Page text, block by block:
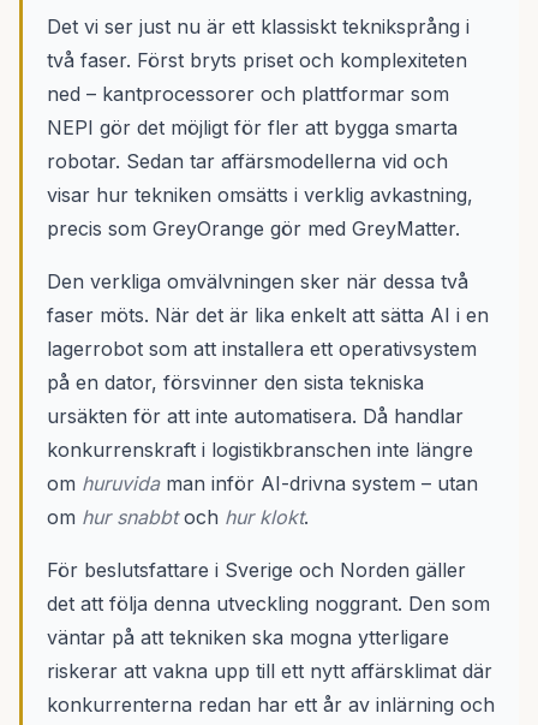
Det vi ser just nu är ett klassiskt tekniksprång i
två faser. Först bryts priset och komplexiteten
ned – kantprocessorer och plattformar som
NEPI gör det möjligt för fler att bygga smarta
robotar. Sedan tar affärsmodellerna vid och
visar hur tekniken omsätts i verklig avkastning,
precis som GreyOrange gör med GreyMatter.
Den verkliga omvälvningen sker när dessa två
faser möts. När det är lika enkelt att sätta AI i en
lagerrobot som att installera ett operativsystem
på en dator, försvinner den sista tekniska
ursäkten för att inte automatisera. Då handlar
konkurrenskraft i logistikbranschen inte längre
om huruvidaman inför AI-drivna system – utan
om hur snabbtoch hur klokt.
För beslutsfattare i Sverige och Norden gäller
det att följa denna utveckling noggrant. Den som
väntar på att tekniken ska mogna ytterligare
riskerar att vakna upp till ett nytt affärsklimat där
konkurrenterna redan har ett år av inlärning och